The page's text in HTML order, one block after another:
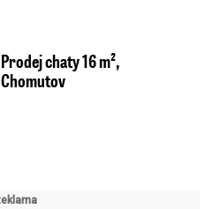
Prodej chaty 16 m²,
Chomutov